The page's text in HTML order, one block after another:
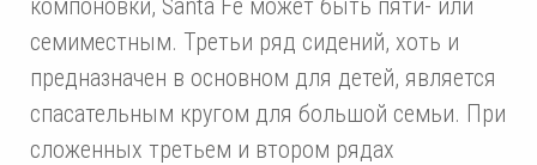
семиместным. Третьи ряд сидений, хоть и
предназначен в основном для детей, является
спасательным кругом для большой семьи. При
сложенных третьем и втором рядах